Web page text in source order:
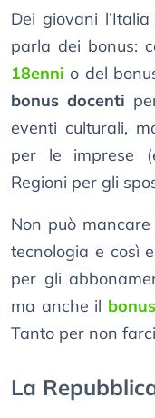
Dei giovani
parla dei bonus:
18enni o del
bonus docenti
eventi culturali,
per le imprese
Regioni per gli
Non può
tecnologia e così
per gli
ma anche il
Tanto per non
La